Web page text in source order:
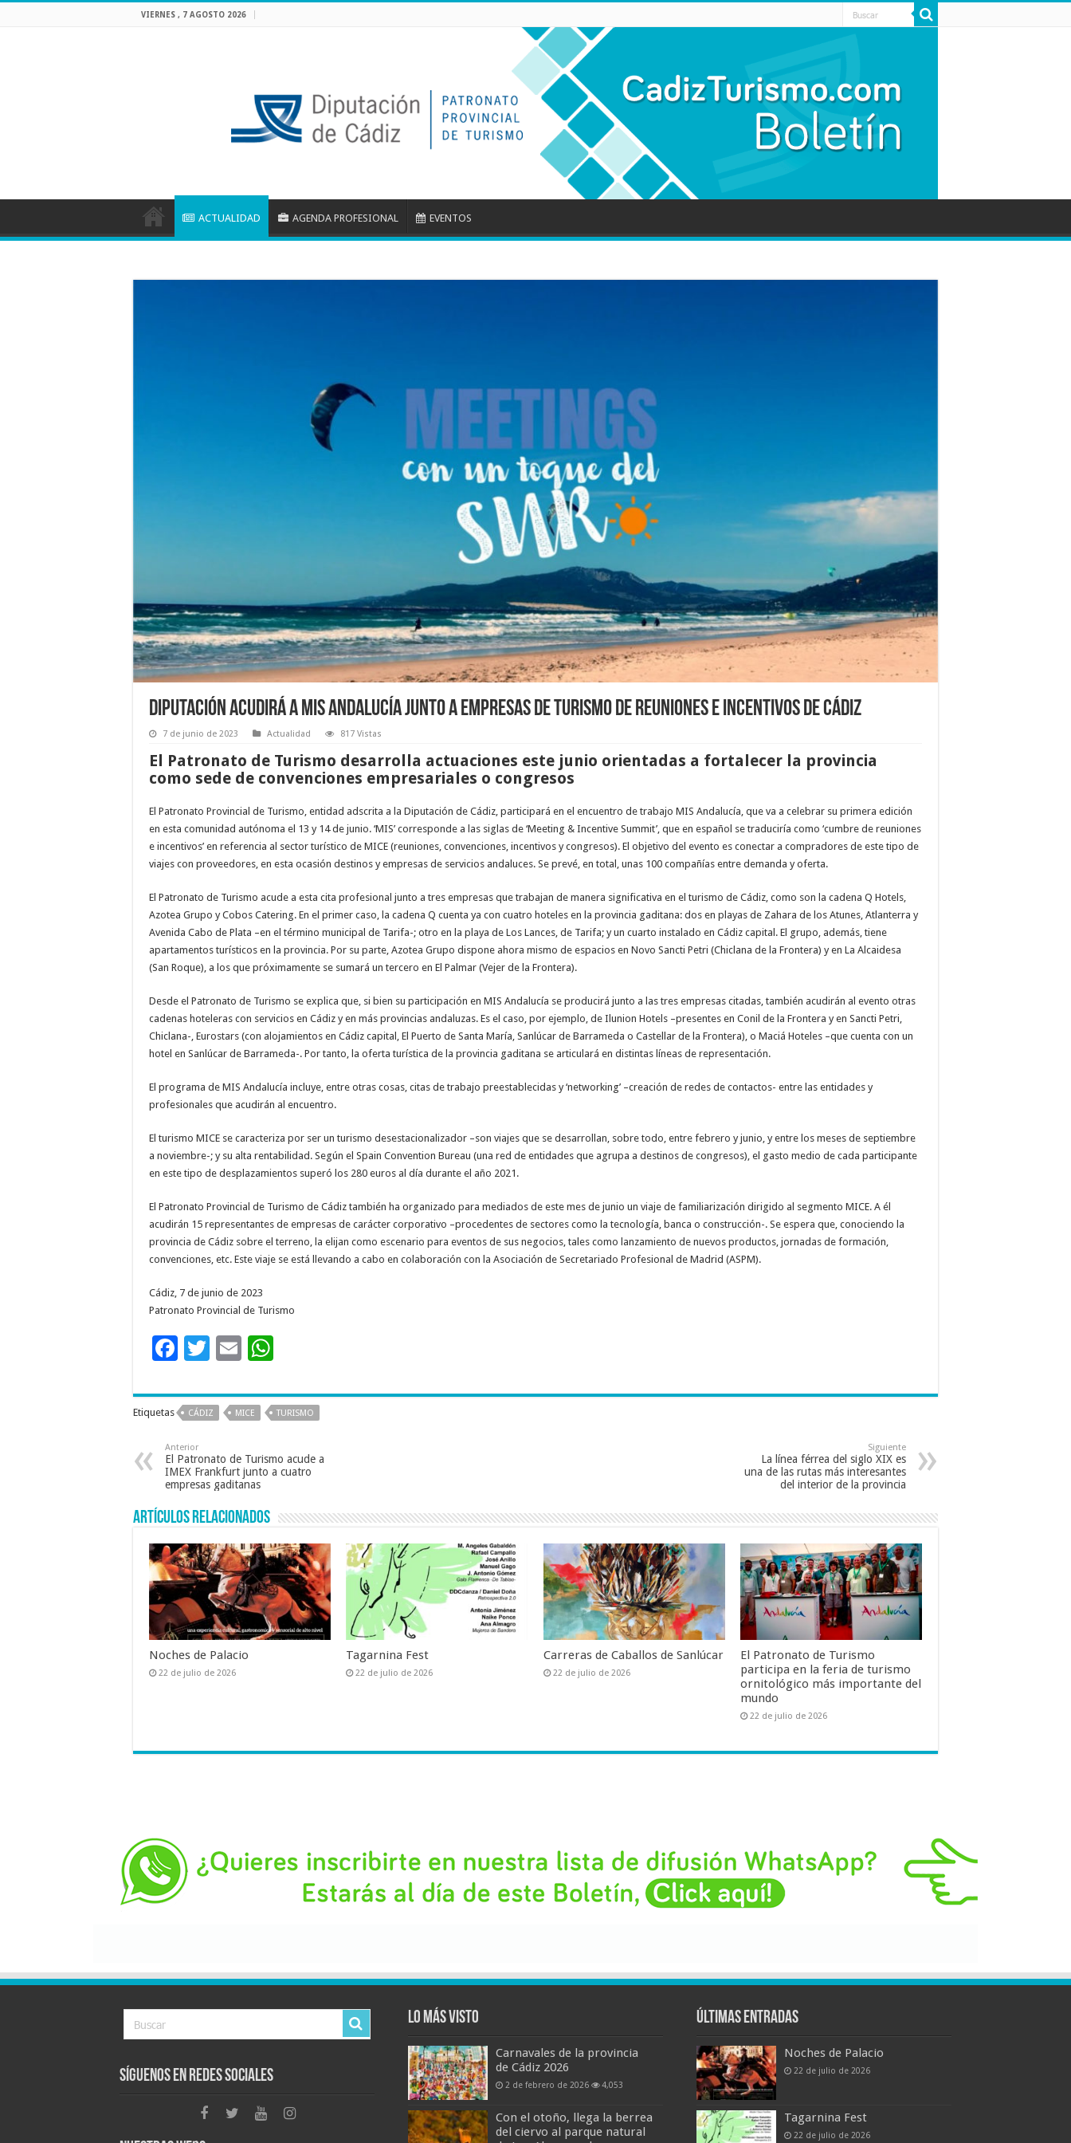
VIERNES , 7 AGOSTO 2026
ACTUALIDAD AGENDA PROFESIONAL EVENTOS
Diputación acudirá a MIS Andalucía junto a empresas de turismo de reuniones e incentivos de Cádiz
7 de junio de 2023 Actualidad 817 Vistas
El Patronato de Turismo desarrolla actuaciones este junio orientadas a fortalecer la provincia
como sede de convenciones empresariales o congresos
El Patronato Provincial de Turismo, entidad adscrita a la Diputación de Cádiz, participará en el encuentro de trabajo MIS Andalucía, que va a celebrar su primera edición
en esta comunidad autónoma el 13 y 14 de junio. ‘MIS’ corresponde a las siglas de ‘Meeting & Incentive Summit’, que en español se traduciría como ‘cumbre de reuniones
e incentivos’ en referencia al sector turístico de MICE (reuniones, convenciones, incentivos y congresos). El objetivo del evento es conectar a compradores de este tipo de
viajes con proveedores, en esta ocasión destinos y empresas de servicios andaluces. Se prevé, en total, unas 100 compañías entre demanda y oferta.
El Patronato de Turismo acude a esta cita profesional junto a tres empresas que trabajan de manera significativa en el turismo de Cádiz, como son la cadena Q Hotels,
Azotea Grupo y Cobos Catering. En el primer caso, la cadena Q cuenta ya con cuatro hoteles en la provincia gaditana: dos en playas de Zahara de los Atunes, Atlanterra y
Avenida Cabo de Plata –en el término municipal de Tarifa-; otro en la playa de Los Lances, de Tarifa; y un cuarto instalado en Cádiz capital. El grupo, además, tiene
apartamentos turísticos en la provincia. Por su parte, Azotea Grupo dispone ahora mismo de espacios en Novo Sancti Petri (Chiclana de la Frontera) y en La Alcaidesa
(San Roque), a los que próximamente se sumará un tercero en El Palmar (Vejer de la Frontera).
Desde el Patronato de Turismo se explica que, si bien su participación en MIS Andalucía se producirá junto a las tres empresas citadas, también acudirán al evento otras
cadenas hoteleras con servicios en Cádiz y en más provincias andaluzas. Es el caso, por ejemplo, de Ilunion Hotels –presentes en Conil de la Frontera y en Sancti Petri,
Chiclana-, Eurostars (con alojamientos en Cádiz capital, El Puerto de Santa María, Sanlúcar de Barrameda o Castellar de la Frontera), o Maciá Hoteles –que cuenta con un
hotel en Sanlúcar de Barrameda-. Por tanto, la oferta turística de la provincia gaditana se articulará en distintas líneas de representación.
El programa de MIS Andalucía incluye, entre otras cosas, citas de trabajo preestablecidas y ‘networking’ –creación de redes de contactos- entre las entidades y
profesionales que acudirán al encuentro.
El turismo MICE se caracteriza por ser un turismo desestacionalizador –son viajes que se desarrollan, sobre todo, entre febrero y junio, y entre los meses de septiembre
a noviembre-; y su alta rentabilidad. Según el Spain Convention Bureau (una red de entidades que agrupa a destinos de congresos), el gasto medio de cada participante
en este tipo de desplazamientos superó los 280 euros al día durante el año 2021.
El Patronato Provincial de Turismo de Cádiz también ha organizado para mediados de este mes de junio un viaje de familiarización dirigido al segmento MICE. A él
acudirán 15 representantes de empresas de carácter corporativo –procedentes de sectores como la tecnología, banca o construcción-. Se espera que, conociendo la
provincia de Cádiz sobre el terreno, la elijan como escenario para eventos de sus negocios, tales como lanzamiento de nuevos productos, jornadas de formación,
convenciones, etc. Este viaje se está llevando a cabo en colaboración con la Asociación de Secretariado Profesional de Madrid (ASPM).
Cádiz, 7 de junio de 2023
Patronato Provincial de Turismo
F
e
b
o
o
k
T
tt
er
E
ai
l
at
sA
p
p
Etiquetas CÁDIZ MICE TURISMO
Anterior
El Patronato de Turismo acude a
IMEX Frankfurt junto a cuatro
empresas gaditanas
Siguiente
La línea férrea del siglo XIX es
una de las rutas más interesantes
del interior de la provincia
Artículos relacionados
Noches de Palacio
22 de julio de 2026
Tagarnina Fest
22 de julio de 2026
Carreras de Caballos de Sanlúcar
22 de julio de 2026
El Patronato de Turismo
participa en la feria de turismo
ornitológico más importante del
mundo
22 de julio de 2026
Síguenos en Redes Sociales
Lo más visto
Carnavales de la provincia
de Cádiz 2026
2 de febrero de 2026 4,053
Con el otoño, llega la berrea
del ciervo al parque natural
Últimas entradas
Noches de Palacio
22 de julio de 2026
Tagarnina Fest
22 de julio de 2026